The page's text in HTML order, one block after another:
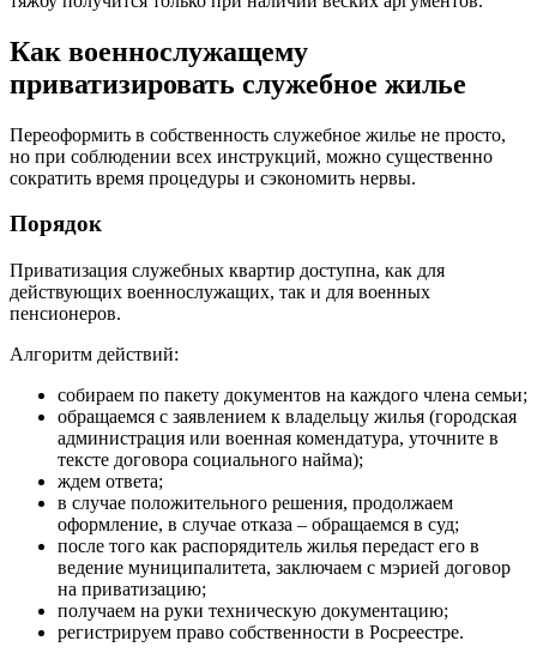
Как военнослужащему
приватизировать служебное жилье
Переоформить в собственность служебное жилье не просто,
но при соблюдении всех инструкций, можно существенно
сократить время процедуры и сэкономить нервы.
Порядок
Приватизация служебных квартир доступна, как для
действующих военнослужащих, так и для военных
пенсионеров.
Алгоритм действий:
собираем по пакету документов на каждого члена семьи;
обращаемся с заявлением к владельцу жилья (городская
администрация или военная комендатура, уточните в
тексте договора социального найма);
ждем ответа;
в случае положительного решения, продолжаем
оформление, в случае отказа – обращаемся в суд;
после того как распорядитель жилья передаст его в
ведение муниципалитета, заключаем с мэрией договор
на приватизацию;
получаем на руки техническую документацию;
регистрируем право собственности в Росреестре.